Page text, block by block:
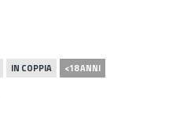
IN COPPIA
<18 ANNI